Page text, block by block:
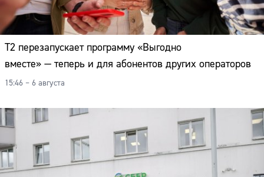
Т2 перезапускает программу «Выгодно
вместе» — теперь и для абонентов других операторов
15:46 – 6 августа